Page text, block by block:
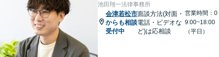
池田翔一法律事務所
会津若松市
からも相談
受付中
面談方法(対面・
電話・ビデオな
ど)は応相談
営業時間：0
9:00~18:00
（平日）